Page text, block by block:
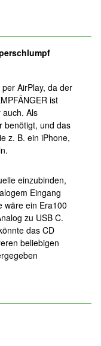
AirPlay, da der
ist
auch. Als
benötigt, und das
z. B. ein iPhone,
einzubinden,
Eingang
wäre ein Era100
zu USB C.
das CD
beliebigen